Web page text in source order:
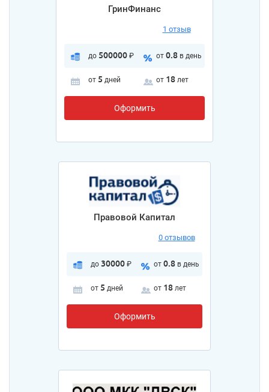
ГринФинанс
1 отзыв
до 500000 ₽ от 0.8 в день
от 5 дней от 18 лет
Оформить
Правовой Капитал
0 отзывов
до 30000 ₽ от 0.8 в день
от 5 дней от 18 лет
Оформить